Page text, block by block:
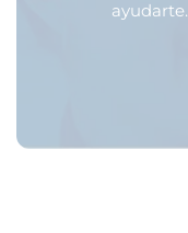
ayudarte.